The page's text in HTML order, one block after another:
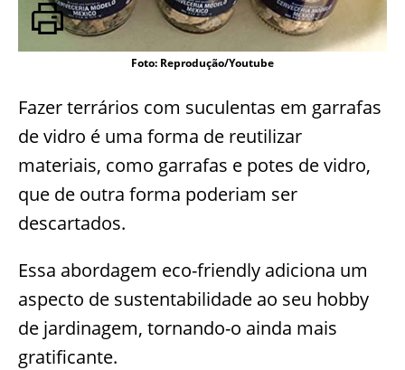
Foto: Reprodução/Youtube
Fazer terrários com suculentas em garrafas
de vidro é uma forma de reutilizar
materiais, como garrafas e potes de vidro,
que de outra forma poderiam ser
descartados.
Essa abordagem eco-friendly adiciona um
aspecto de sustentabilidade ao seu hobby
de jardinagem, tornando-o ainda mais
gratificante.